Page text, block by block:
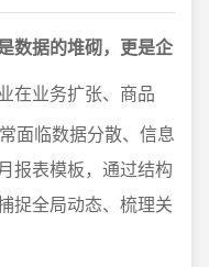
数据的堆砌，更是企
在业务扩张、商品
面临数据分散、信息
报表模板，通过结构
捉全局动态、梳理关